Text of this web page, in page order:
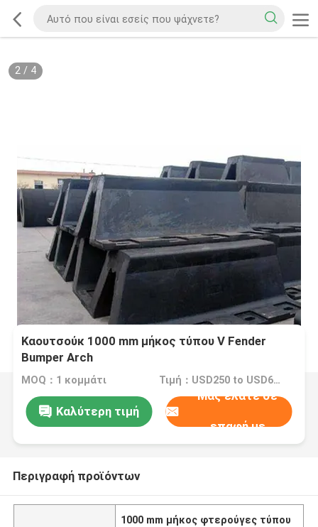
2/ 4
Καουτσούκ 1000 mm μήκος τύπου V Fender
Bumper Arch
MOQ：1 κομμάτι Τιμή：USD250 to USD680 Per Piece
Καλύτερη τιμή
Μας ελάτε σε
επαφή με
Περιγραφή προϊόντων
1000 mm μήκος φτερούγες τύπου